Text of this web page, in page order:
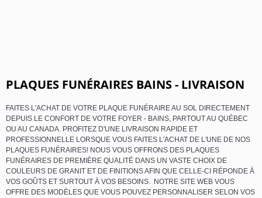
PLAQUES FUNÉRAIRES BAINS - LIVRAISON
FAITES L'ACHAT DE VOTRE PLAQUE FUNÉRAIRE AU SOL DIRECTEMENT
DEPUIS LE CONFORT DE VOTRE FOYER - BAINS, PARTOUT AU QUÉBEC
OU AU CANADA. PROFITEZ D'UNE LIVRAISON RAPIDE ET
PROFESSIONNELLE LORSQUE VOUS FAITES L'ACHAT DE L'UNE DE NOS
PLAQUES FUNÉRAIRES! NOUS VOUS OFFRONS DES PLAQUES
FUNÉRAIRES DE PREMIÈRE QUALITÉ DANS UN VASTE CHOIX DE
COULEURS DE GRANIT ET DE FINITIONS AFIN QUE CELLE-CI RÉPONDE À
VOS GOÛTS ET SURTOUT À VOS BESOINS. NOTRE SITE WEB VOUS
OFFRE DES MODÈLES QUE VOUS POUVEZ PERSONNALISER SELON VOS